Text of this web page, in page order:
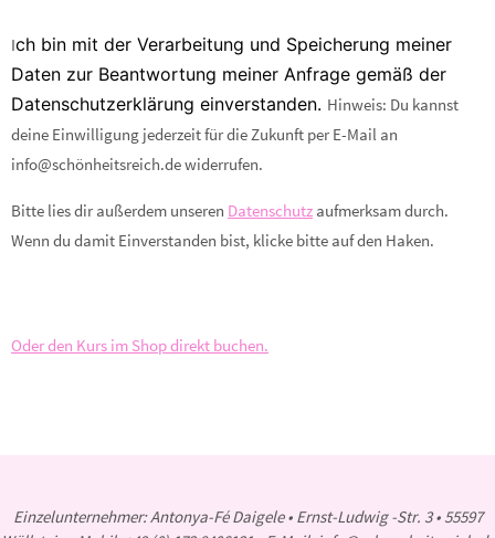
Ich bin mit der Verarbeitung und Speicherung meiner
Daten zur Beantwortung meiner Anfrage gemäß der
Datenschutzerklärung einverstanden. Hinweis: Du kannst
deine Einwilligung jederzeit für die Zukunft per E-Mail an
info@schönheitsreich.de widerrufen.
Bitte lies dir außerdem unseren Datenschutz aufmerksam durch.
Wenn du damit Einverstanden bist, klicke bitte auf den Haken.
Oder den Kurs im Shop direkt buchen.
Einzelunternehmer: Antonya-Fé Daigele • Ernst-Ludwig -Str. 3 • 55597